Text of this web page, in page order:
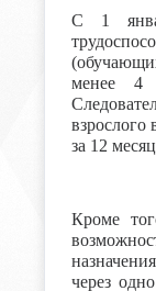
С 1
менее 4
взрослого
за 12
Кроме
через